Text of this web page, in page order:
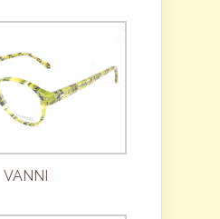
VANNI